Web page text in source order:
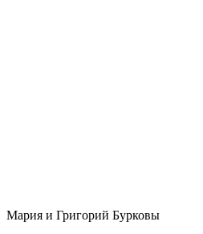
Мария и Григорий Бурковы